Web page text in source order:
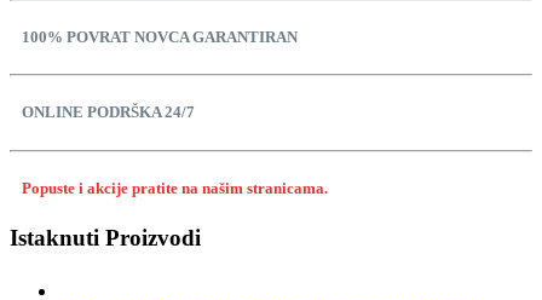
100% POVRAT NOVCA GARANTIRAN
ONLINE PODRŠKA 24/7
Popuste i akcije pratite na našim stranicama.
Istaknuti Proizvodi